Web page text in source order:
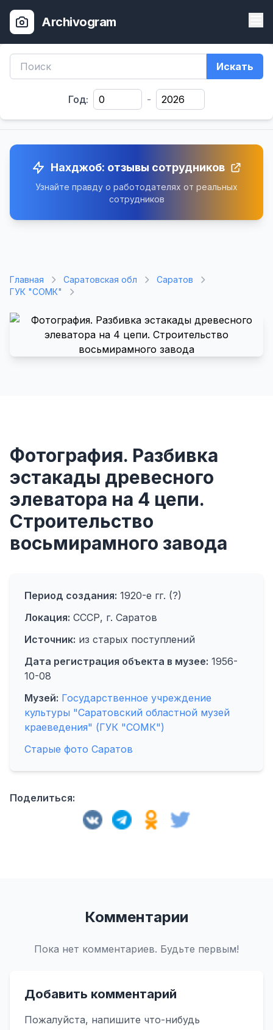
Archivogram
Искать
Год: -
Нахджоб: отзывы сотрудников
Узнайте правду о работодателях от реальных
сотрудников
Главная Саратовская обл
Саратов
ГУК "СОМК"
Фотография. Разбивка
эстакады древесного
элеватора на 4 цепи.
Строительство
восьмирамного завода
Период создания: 1920-е гг. (?)
Локация: СССР, г. Саратов
Источник: из старых поступлений
Дата регистрация объекта в музее: 1956-
10-08
Музей: Государственное учреждение
культуры "Саратовский областной музей
краеведения" (ГУК "СОМК")
Старые фото Саратов
Поделиться:
Комментарии
Пока нет комментариев. Будьте первым!
Добавить комментарий
Пожалуйста, напишите что-нибудь